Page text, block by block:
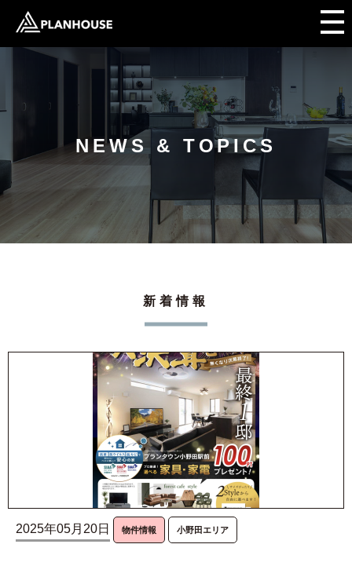
NEWS & TOPICS
新着情報
2025年05月20日 物件情報 小野田エリア